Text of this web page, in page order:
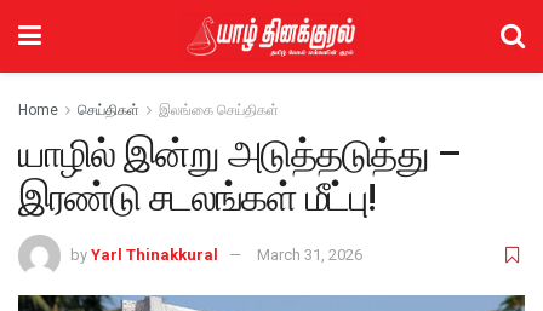
Home செய்திகள் இலங்கை செய்திகள்
யாழில் இன்று அடுத்தடுத்து –
இரண்டு சடலங்கள் மீட்பு!
by Yarl Thinakkural March 31, 2026